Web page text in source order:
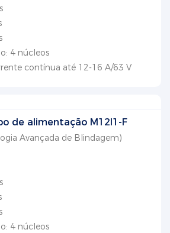
4 núcleos
contínua até 12-16 A/63 V
de alimentação M12I1-F
Avançada de Blindagem)
4 núcleos